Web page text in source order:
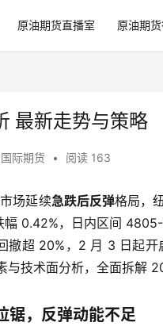
原油期货直播室 原油期
最新走势与策略
国际期货 • 阅读 163
场延续急跌后反弹格局，
0.42%，日内区间
超 20%，2 月 3 日起开
技术面分析，全面拆解
锯，反弹动能不足